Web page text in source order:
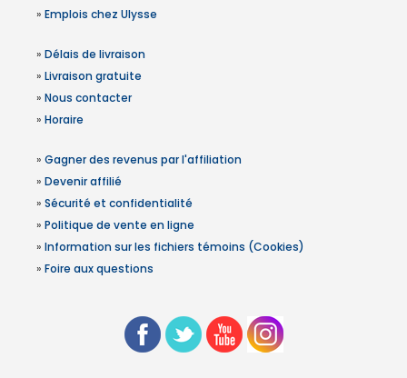
» Emplois chez Ulysse
» Délais de livraison
» Livraison gratuite
» Nous contacter
» Horaire
» Gagner des revenus par l'affiliation
» Devenir affilié
» Sécurité et confidentialité
» Politique de vente en ligne
» Information sur les fichiers témoins (Cookies)
» Foire aux questions